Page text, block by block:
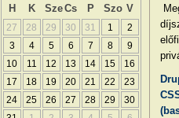
H K SzeCs P Szo V
27 28 29 30 31 1
2
3
4 5 6 7 8
9
10
11 12 13 14 15
16
17
18 19 20 21 22
23
24
25 26 27 28 29
30